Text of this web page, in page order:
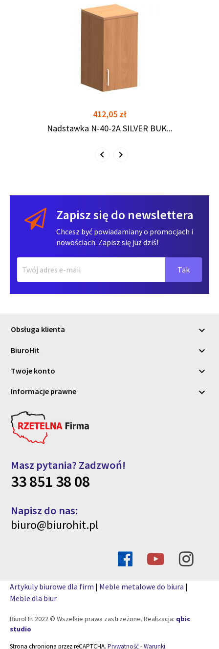
Cena
412,05 zł
Nadstawka N-40-2A SILVER BUK...
Zapisz się do newslettera
Chcesz być powiadamiany o promocjach i
nowościach. Zapisz się już dziś!
Obsługa klienta 
BiuroHit 
Twoje konto 
Informacje prawne 
Masz pytania? Zadzwoń!
33 851 38 08
Napisz do nas:
biuro@biurohit.pl
Artykuly biurowe dla firm | Meble metalowe do biura |
Meble dla biur
BiuroHit 2022 © Wszelkie prawa zastrzeżone. Realizacja: qbic
studio
Strona chroniona przez reCAPTCHA. Prywatność-Warunki